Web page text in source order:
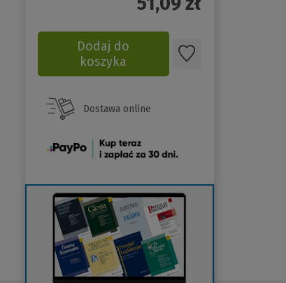
Dodaj do
koszyka
Dostawa online
(Nowe